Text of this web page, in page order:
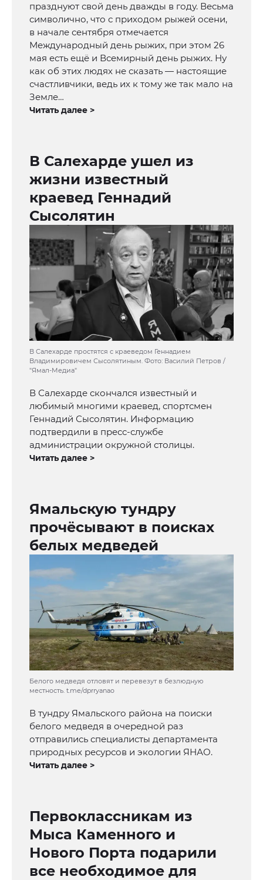
празднуют свой день дважды в году. Весьма
символично, что с приходом рыжей осени,
в начале сентября отмечается
Международный день рыжих, при этом 26
мая есть ещё и Всемирный день рыжих. Ну
как об этих людях не сказать — настоящие
счастливчики, ведь их к тому же так мало на
Земле…
Читать далее >
В Салехарде ушел из
жизни известный
краевед Геннадий
Сысолятин
В Салехарде простятся с краеведом Геннадием
Владимировичем Сысолятиным. Фото: Василий Петров /
"Ямал-Медиа"
В Салехарде скончался известный и
любимый многими краевед, спортсмен
Геннадий Сысолятин. Информацию
подтвердили в пресс-службе
администрации окружной столицы.
Читать далее >
Ямальскую тундру
прочёсывают в поисках
белых медведей
Белого медведя отловят и перевезут в безлюдную
местность. t.me/dprryanao
В тундру Ямальского района на поиски
белого медведя в очередной раз
отправились специалисты департамента
природных ресурсов и экологии ЯНАО.
Читать далее >
Первоклассникам из
Мыса Каменного и
Нового Порта подарили
все необходимое для